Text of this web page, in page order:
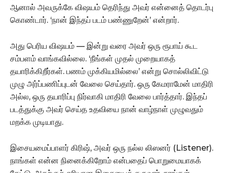
ஆனால் அவருக்கே விஷயம் தெரிந்து அவர் என்னைத் தொடர்பு
கொண்டார். ‘நான் இந்தப் படம் பண்ணுறேன்’ என்றார்.
அது பெரிய விஷயம் — இன்று வரை அவர் ஒரு ரூபாய் கூட
சம்பளம் வாங்கவில்லை. ‘நீங்கள் முதல் முறையாகத்
தயாரிக்கிறீர்கள். பணம் முக்கியமில்லை’ என்று சொல்லிவிட்டு
முழு அர்ப்பணிப்புடன் வேலை செய்தார். ஒரு கேமராமேன் மாதிரி
அல்ல, ஒரு தயாரிப்பு நிர்வாகி மாதிரி வேலை பார்த்தார். இந்தப்
படத்துக்கு அவர் செய்த உதவியை நான் வாழ்நாள் முழுவதும்
மறக்க முடியாது.
இசையமைப்பாளர் கிரிஷ், அவர் ஒரு நல்ல லிஸனர் (Listener).
நாங்கள் என்ன நினைக்கிறோம் என்பதைப் பொறுமையாகக்